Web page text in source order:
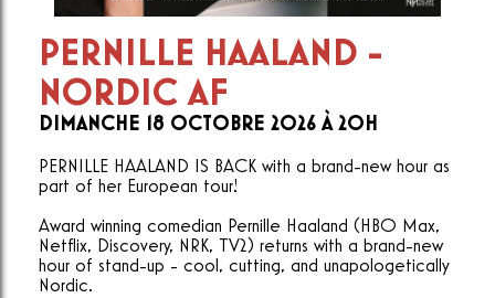
PERNILLE HAALAND -
NORDIC AF
DIMANCHE 18 OCTOBRE 2026 À 20H
PERNILLE HAALAND IS BACK with a brand-new hour as
part of her European tour!
Award winning comedian Pernille Haaland (HBO Max,
Netflix, Discovery, NRK, TV2) returns with a brand-new
hour of stand-up - cool, cutting, and unapologetically
Nordic.